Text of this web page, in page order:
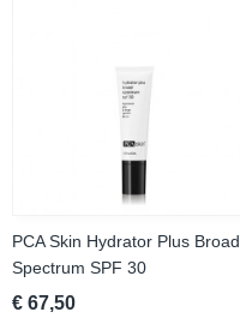
PCA Skin Hydrator Plus Broad
Spectrum SPF 30
€ 67,50